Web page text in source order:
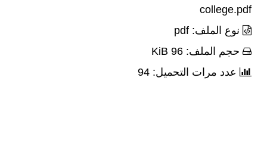
college.pdf
نوع الملف: pdf
حجم الملف: 96 KiB
عدد مرات التحميل: 94